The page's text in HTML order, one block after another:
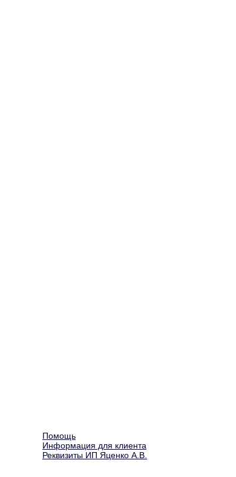
Помощь
Информация для клиента
Реквизиты ИП Яценко А.В.